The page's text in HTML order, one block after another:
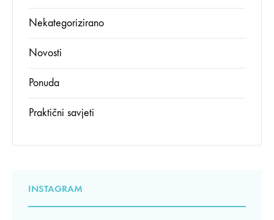
Nekategorizirano
Novosti
Ponuda
Praktični savjeti
INSTAGRAM